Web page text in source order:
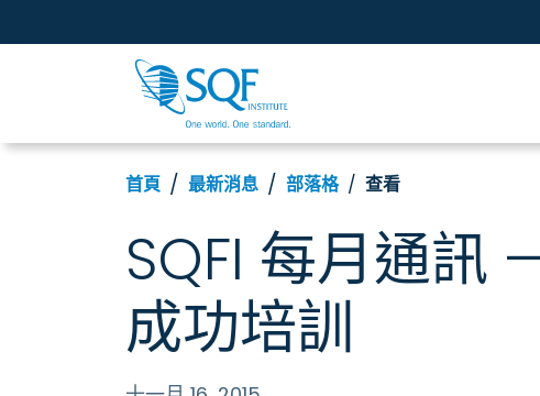
首頁 最新消息 部落格 查看
SQFI 每月通訊
成功培訓